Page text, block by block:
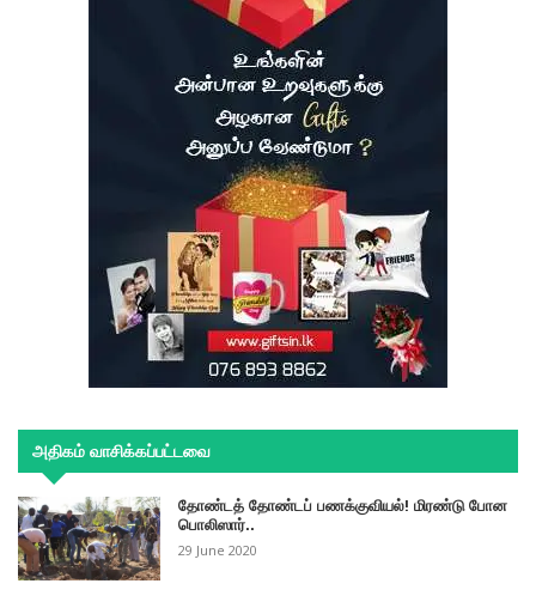
அதிகம் வாசிக்கப்பட்டவை
தோண்டத் தோண்டப் பணக்குவியல்! மிரண்டு போன
பொலிஸார்..
29 June 2020